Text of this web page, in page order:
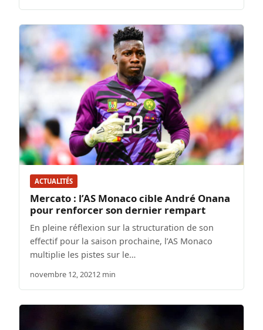
ACTUALITÉS
Mercato : l’AS Monaco cible André Onana
pour renforcer son dernier rempart
En pleine réflexion sur la structuration de son
effectif pour la saison prochaine, l’AS Monaco
multiplie les pistes sur le…
novembre 12, 20212 min